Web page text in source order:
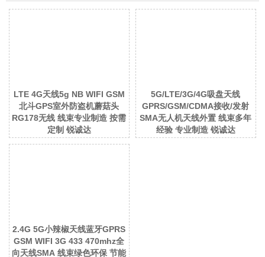
LTE 4G天线5g NB WIFI GSM
北斗GPS室外防盗机蘑菇头
RG178无线 线束专业制造 按需
定制 锐诚达
5G/LTE/3G/4G吸盘天线
GPRS/GSM/CDMA接收/发射
SMA无人机天线外置 线束多年
经验 专业制造 锐诚达
2.4G 5G小辣椒天线蓝牙GPRS
GSM WIFI 3G 433 470mhz全
向天线SMA 线束绿色环保 节能